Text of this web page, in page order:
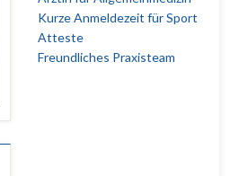
Kurze Anmeldezeit für Sport
Atteste
Freundliches Praxisteam